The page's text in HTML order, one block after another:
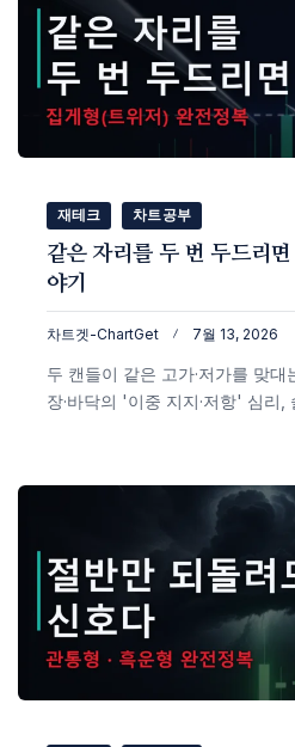
재테크 차트공부
같은 자리를 두 번 두드리
야기
차트겟-ChartGet 7월 13, 2026
두 캔들이 같은 고가·저가를 맞
장·바닥의 '이중 지지·저항' 심리,
니다.